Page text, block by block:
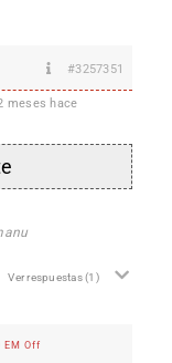
#3257351
meses hace
Ver respuestas(1)
EM Off